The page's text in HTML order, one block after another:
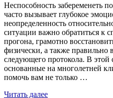
Неспособность забеременеть
часто вызывает глубокое
неопределенность
ситуации важно обратиться к
прогона, грамотно
физически, а также правильно
следующего протокола. В этой
основанные на многолетней
помочь вам не только …
Читать далее